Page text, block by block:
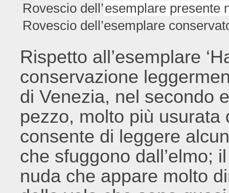
Rovescio dell’esemplare presente
Rovescio dell’esemplare
Rispetto all’esemplare
conservazione
di Venezia, nel secondo
pezzo, molto più
consente di leggere
che sfuggono dall’elmo;
nuda che appare molto